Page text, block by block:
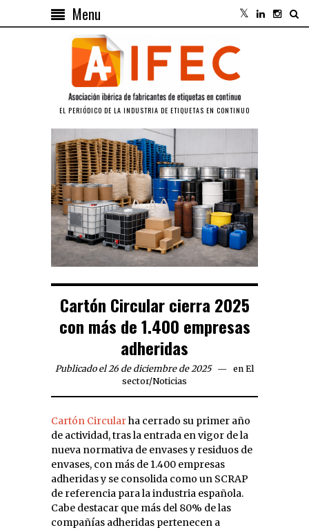
Menu
EL PERIÓDICO DE LA INDUSTRIA DE ETIQUETAS EN CONTINUO
Cartón Circular cierra 2025
con más de 1.400 empresas
adheridas
Publicado el 26 de diciembre de 2025 en El
sector/Noticias
Cartón Circularha cerrado su primer año
de actividad, tras la entrada en vigor de la
nueva normativa de envases y residuos de
envases, con más de 1.400 empresas
adheridas y se consolida como un SCRAP
de referencia para la industria española.
Cabe destacar que más del 80% de las
compañías adheridas pertenecen a